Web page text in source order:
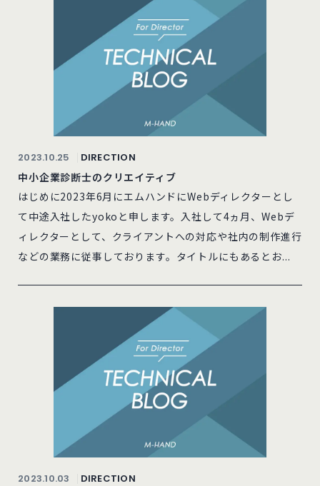
2023.10.25 DIRECTION
中小企業診断士のクリエイティブ
はじめに2023年6月にエムハンドにWebディレクターとし
て中途入社したyokoと申します。入社して4ヵ月、Webデ
ィレクターとして、クライアントへの対応や社内の制作進行
などの業務に従事しております。タイトルにもあるとお...
2023.10.03 DIRECTION